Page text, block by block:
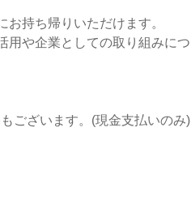
持ち帰りいただけます。
用や企業としての取り組みにつ
ございます。(現金支払いのみ)